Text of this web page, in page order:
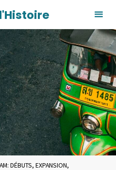
DÉBUTS, EXPANSION,